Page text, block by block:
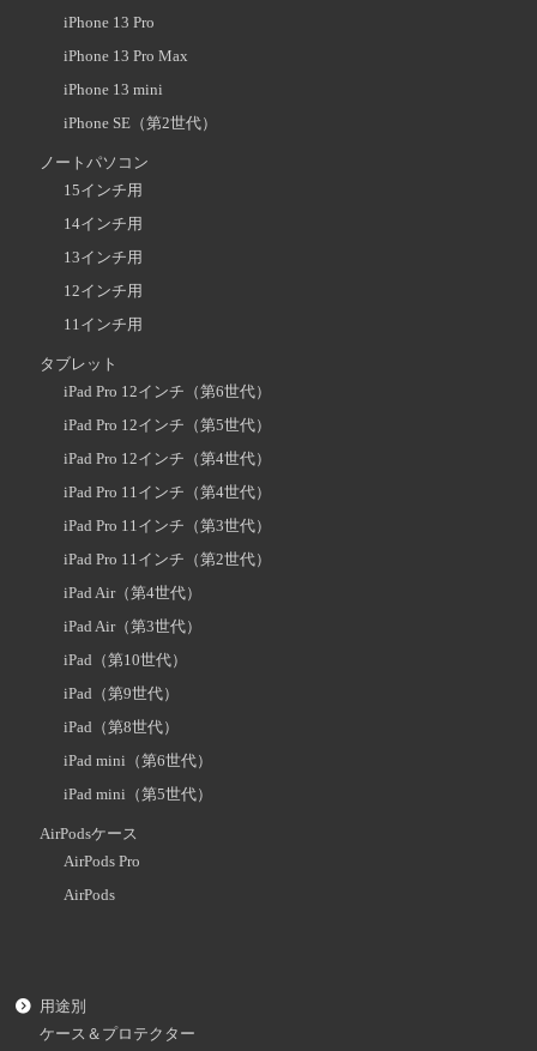
iPhone 13 Pro
iPhone 13 Pro Max
iPhone 13 mini
iPhone SE（第2世代）
ノートパソコン
15インチ用
14インチ用
13インチ用
12インチ用
11インチ用
タブレット
iPad Pro 12インチ（第6世代）
iPad Pro 12インチ（第5世代）
iPad Pro 12インチ（第4世代）
iPad Pro 11インチ（第4世代）
iPad Pro 11インチ（第3世代）
iPad Pro 11インチ（第2世代）
iPad Air（第4世代）
iPad Air（第3世代）
iPad（第10世代）
iPad（第9世代）
iPad（第8世代）
iPad mini（第6世代）
iPad mini（第5世代）
AirPodsケース
AirPods Pro
AirPods
用途別
ケース＆プロテクター